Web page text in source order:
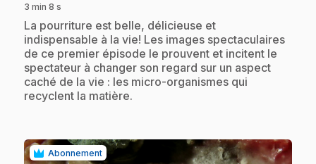
3 min 8 s
.La pourriture est belle, délicieuse et
indispensable à la vie! Les images spectaculaires
de ce premier épisode le prouvent et incitent le
spectateur à changer son regard sur un aspect
caché de la vie : les micro-organismes qui
recyclent la matière.
Abonnement